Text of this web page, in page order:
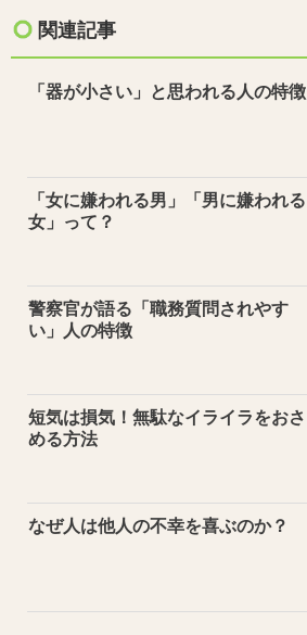
関連記事
「器が小さい」と思われる人の特徴
「女に嫌われる男」「男に嫌われる
女」って？
警察官が語る「職務質問されやす
い」人の特徴
短気は損気！無駄なイライラをおさ
める方法
なぜ人は他人の不幸を喜ぶのか？